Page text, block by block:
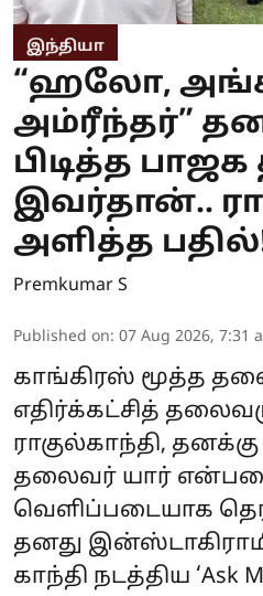
இந்தியா
“ஹலோ,
அம்ரீந்தர்”
பிடித்த
இவர்தான்..
அளித்த
Premkumar S
Published on: 07 Aug 2026, 7:31
காங்கிரஸ் மூத்த
எதிர்க்கட்சித்
ராகுல்காந்தி, தனக்கு
தலைவர் யார்
வெளிப்படையாக
தனது
காந்தி நடத்திய ‘Ask